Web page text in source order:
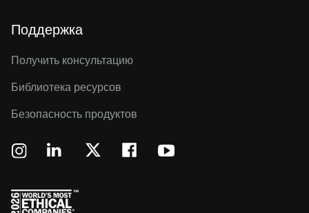
Поддержка
Получить консультацию
Библиотека ресурсов
Безопасность продуктов